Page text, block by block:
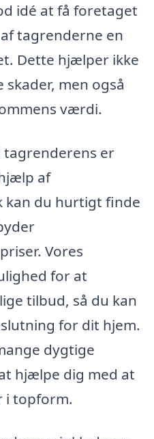
idé at få foretaget
tagrenderne en
Dette hjælper ikke
men også
værdi.
er
af
kan du hurtigt finde
Vores
for at
tilbud, så du kan
for dit hjem.
dygtige
hjælpe dig med at
i topform.